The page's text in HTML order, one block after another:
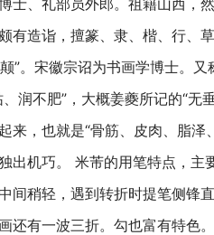
士、礼部员外郎。祖籍山西，
有造诣，擅篆、隶、楷、行、
”。宋徽宗诏为书画学博士。
润不肥”，大概姜夔所记的“
来，也就是“骨筋、皮肉、脂
出机巧。 米芾的用笔特点，
间稍轻，遇到转折时提笔侧锋
还有一波三折。勾也富有特色